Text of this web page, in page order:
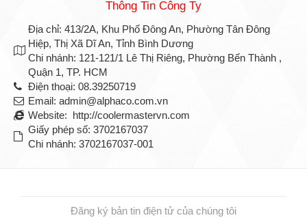
Thông Tin Công Ty
Địa chỉ: 413/2A, Khu Phố Đông An, Phường Tân Đông
Hiệp, Thị Xã Dĩ An, Tỉnh Bình Dương
Chi nhánh: 121-121/1 Lê Thị Riêng, Phường Bến Thành ,
Quận 1, TP. HCM
Điện thoại: 08.39250719
Email: admin@alphaco.com.vn
Website: http://coolermastervn.com
Giấy phép số: 3702167037
Chi nhánh: 3702167037-001
Đăng ký bản tin điện tử của chúng tôi